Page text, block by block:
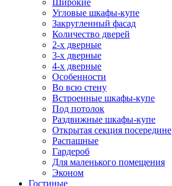
Широкие
Угловые шкафы-купе
Закругленный фасад
Количество дверей
2-х дверные
3-х дверные
4-х дверные
Особенности
Во всю стену
Встроенные шкафы-купе
Под потолок
Раздвижные шкафы-купе
Открытая секция посередине
Распашные
Гардероб
Для маленького помещения
Эконом
Гостиные